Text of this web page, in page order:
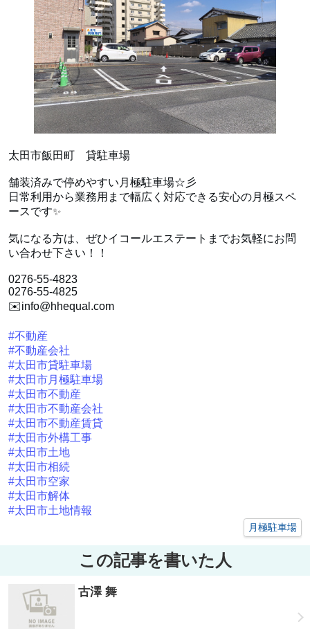
太田市飯田町 貸駐車場
舗装済みで停めやすい月極駐車場☆彡
日常利用から業務用まで幅広く対応できる安心の月極スペ
ースです✨
気になる方は、ぜひイコールエステートまでお気軽にお問
い合わせ下さい！！
0276-55-4823
0276-55-4825
✉️info@hhequal.com
#不動産
#不動産会社
#太田市貸駐車場
#太田市月極駐車場
#太田市不動産
#太田市不動産会社
#太田市不動産賃貸
#太田市外構工事
#太田市土地
#太田市相続
#太田市空家
#太田市解体
#太田市土地情報
月極駐車場
この記事を書いた人
古澤 舞